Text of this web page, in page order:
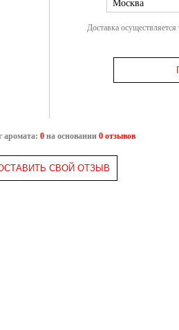
Доставка
аромата: 0на основании 0 отзывов
СВОЙ ОТЗЫВ